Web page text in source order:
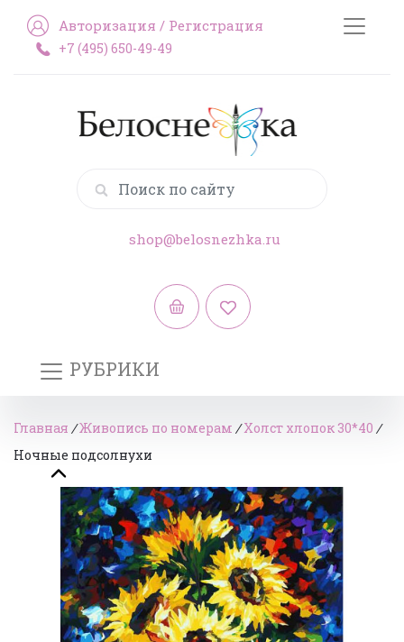
Авторизация / Регистрация
+7 (495) 650-49-49
shop@belosnezhka.ru
РУБРИКИ
Главная /Живопись по номерам /Холст хлопок 30*40 /
Ночные подсолнухи